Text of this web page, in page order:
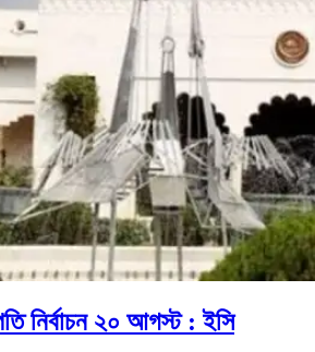
নির্বাচন ২০ আগস্ট : ইসি